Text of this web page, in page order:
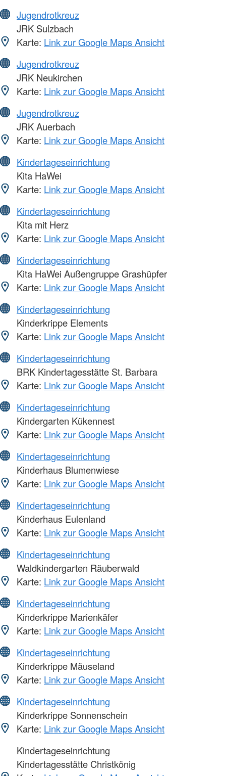
Jugendrotkreuz
JRK Sulzbach
Karte: Link zur Google Maps Ansicht
Jugendrotkreuz
JRK Neukirchen
Karte: Link zur Google Maps Ansicht
Jugendrotkreuz
JRK Auerbach
Karte: Link zur Google Maps Ansicht
Kindertageseinrichtung
Kita HaWei
Karte: Link zur Google Maps Ansicht
Kindertageseinrichtung
Kita mit Herz
Karte: Link zur Google Maps Ansicht
Kindertageseinrichtung
Kita HaWei Außengruppe Grashüpfer
Karte: Link zur Google Maps Ansicht
Kindertageseinrichtung
Kinderkrippe Elements
Karte: Link zur Google Maps Ansicht
Kindertageseinrichtung
BRK Kindertagesstätte St. Barbara
Karte: Link zur Google Maps Ansicht
Kindertageseinrichtung
Kindergarten Kükennest
Karte: Link zur Google Maps Ansicht
Kindertageseinrichtung
Kinderhaus Blumenwiese
Karte: Link zur Google Maps Ansicht
Kindertageseinrichtung
Kinderhaus Eulenland
Karte: Link zur Google Maps Ansicht
Kindertageseinrichtung
Waldkindergarten Räuberwald
Karte: Link zur Google Maps Ansicht
Kindertageseinrichtung
Kinderkrippe Marienkäfer
Karte: Link zur Google Maps Ansicht
Kindertageseinrichtung
Kinderkrippe Mäuseland
Karte: Link zur Google Maps Ansicht
Kindertageseinrichtung
Kinderkrippe Sonnenschein
Karte: Link zur Google Maps Ansicht
Kindertageseinrichtung
Kindertagesstätte Christkönig